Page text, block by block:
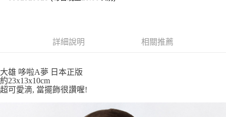
每筆NT$65，滿NT$999(含以上)免運費
每筆NT$65，滿NT$999(含以上)免運費
7-11取貨付款
每筆NT$65，滿NT$999(含以上)免運費
詳細說明 相關推薦
大雄 哆啦A夢 日本正版
約23x13x10cm
超可愛滴, 當擺飾很讚喔!